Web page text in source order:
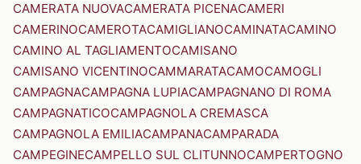
CAMERATA NUOVACAMERATA PICENACAMERI
CAMERINOCAMEROTACAMIGLIANOCAMINATACAMINO
CAMINO AL TAGLIAMENTOCAMISANO
CAMISANO VICENTINOCAMMARATACAMOCAMOGLI
CAMPAGNACAMPAGNA LUPIACAMPAGNANO DI ROMA
CAMPAGNATICOCAMPAGNOLA CREMASCA
CAMPAGNOLA EMILIACAMPANACAMPARADA
CAMPEGINECAMPELLO SUL CLITUNNOCAMPERTOGNO